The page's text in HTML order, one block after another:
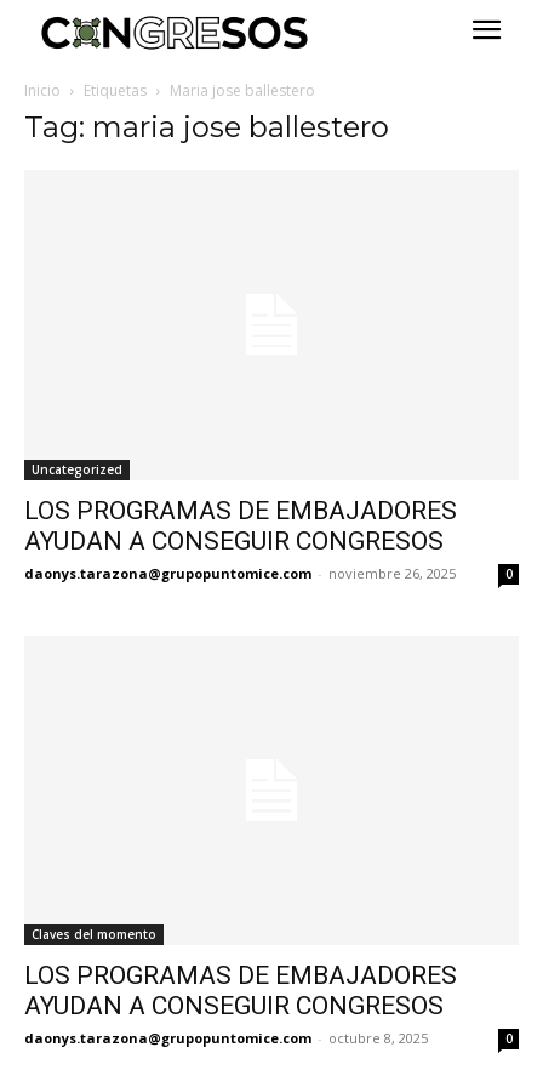
Inicio Etiquetas Maria jose ballestero
Tag: maria jose ballestero
Uncategorized
LOS PROGRAMAS DE EMBAJADORES
AYUDAN A CONSEGUIR CONGRESOS
daonys.tarazona@grupopuntomice.com - noviembre 26, 2025 0
Claves del momento
LOS PROGRAMAS DE EMBAJADORES
AYUDAN A CONSEGUIR CONGRESOS
daonys.tarazona@grupopuntomice.com - octubre 8, 2025 0